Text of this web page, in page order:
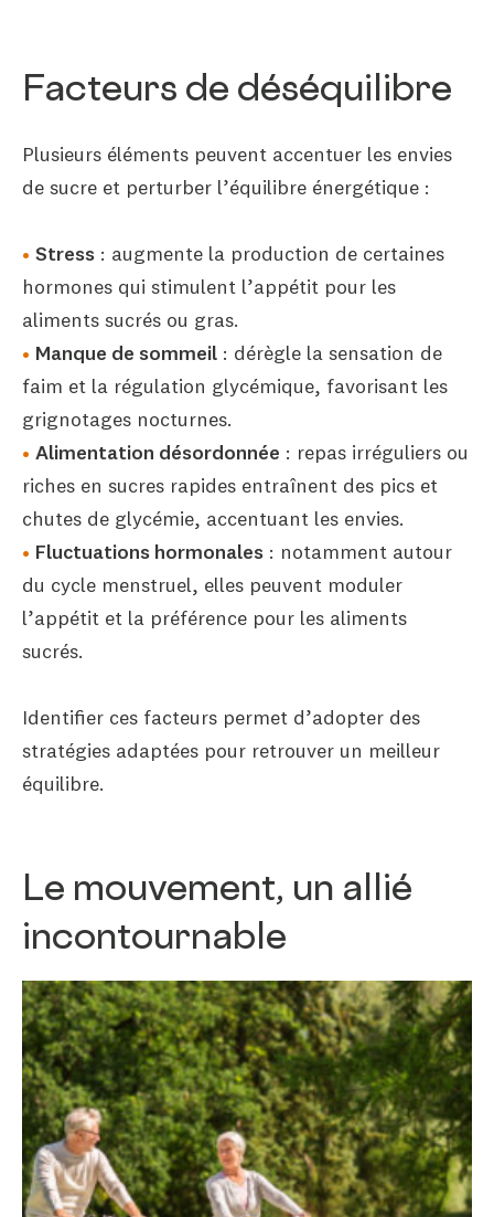
Facteurs de déséquilibre
Plusieurs éléments peuvent accentuer les envies
de sucre et perturber l’équilibre énergétique :
Stress : augmente la production de certaines
hormones qui stimulent l’appétit pour les
aliments sucrés ou gras.
Manque de sommeil : dérègle la sensation de
faim et la régulation glycémique, favorisant les
grignotages nocturnes.
Alimentation désordonnée : repas irréguliers ou
riches en sucres rapides entraînent des pics et
chutes de glycémie, accentuant les envies.
Fluctuations hormonales : notamment autour
du cycle menstruel, elles peuvent moduler
l’appétit et la préférence pour les aliments
sucrés.
Identifier ces facteurs permet d’adopter des
stratégies adaptées pour retrouver un meilleur
équilibre.
Le mouvement, un allié
incontournable